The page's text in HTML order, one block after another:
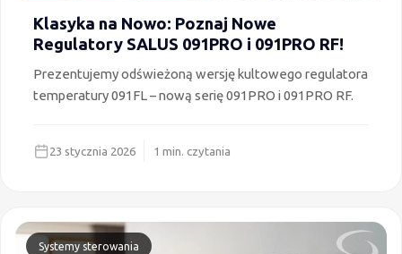
Klasyka na Nowo: Poznaj Nowe
Regulatory SALUS 091PRO i 091PRO RF!
Prezentujemy odświeżoną wersję kultowego regulatora
temperatury 091FL – nową serię 091PRO i 091PRO RF.
23 stycznia 2026 1 min. czytania
Systemy sterowania